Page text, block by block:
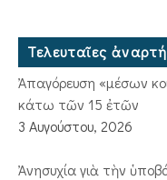
Τελευταῖες
Ἀπαγόρευση «μέσων
κάτω τῶν 15 ἐτῶν
3 Αυγούστου, 2026
Ἀνησυχία γιὰ τὴν